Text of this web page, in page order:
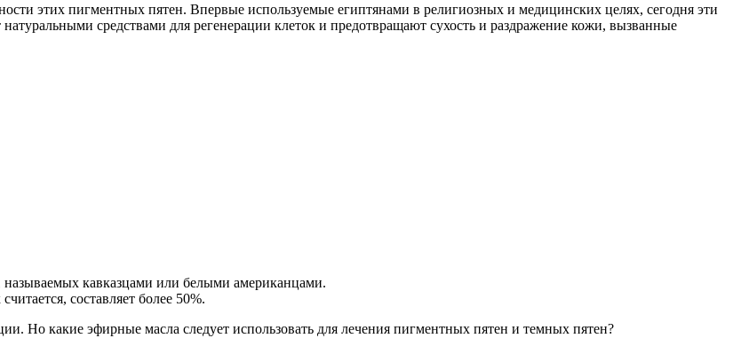
этих пигментных пятен. Впервые используемые египтянами в религиозных и медицинских целях, сегодня эти
средствами для регенерации клеток и предотвращают сухость и раздражение кожи, вызванные
кавказцами или белыми американцами.
составляет более 50%.
Но какие эфирные масла следует использовать для лечения пигментных пятен и темных пятен?